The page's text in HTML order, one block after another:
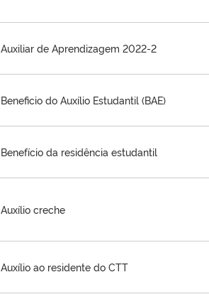
Auxiliar de Aprendizagem 2022-2
Beneficio do Auxílio Estudantil (BAE)
Benefício da residência estudantil
Auxílio creche
Auxílio ao residente do CTT